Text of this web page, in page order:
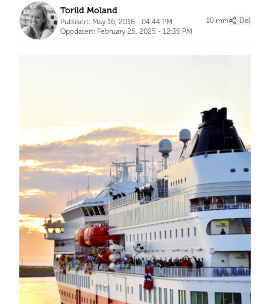
Torild Moland
Publisert: May 16, 2018 - 04:44 PM
Oppdatert: February 25, 2025 - 12:35 PM
10 min Del